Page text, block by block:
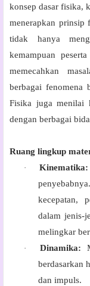
konsep dasar fisika,
menerapkan prinsip
tidak hanya
kemampuan
memecahkan
berbagai fenomena
Fisika juga menilai
dengan berbagai
Ruang lingkup
· Kinematika:
kecepatan,
dalam jenis-
melingkar
· Dinamika:
berdasarkan
dan impuls.